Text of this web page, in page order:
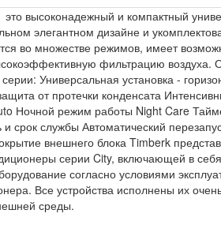
высоконадежный и компактный
элегантном дизайне и
во множестве режимов, имеет
фильтрацию воздуха.
Универсальная установка -
от протечки конденсата
Ночной режим работы Night Care
срок службы Автоматический
внешнего блока Timberk
серии City, включающей в себя
согласно условиями
Все устройства исполнены их
среды.